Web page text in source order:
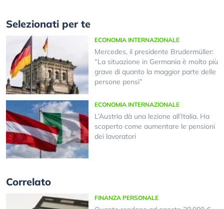
Selezionati per te
ECONOMIA INTERNAZIONALE
Mercedes, il presidente Brudermüller:
“La situazione in Germania è molto più
grave di quanto la maggior parte delle
persone pensi”
ECONOMIA INTERNAZIONALE
L’Austria dà una lezione all’Italia. Ha
scoperto come aumentare le pensioni
dei lavoratori
Correlato
FINANZA PERSONALE